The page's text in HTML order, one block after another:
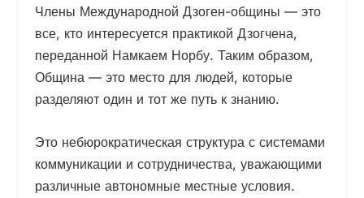
Члены Международной Дзоген-общины — это
все, кто интересуется практикой Дзогчена,
переданной Намкаем Норбу. Таким образом,
Община — это место для людей, которые
разделяют один и тот же путь к знанию.
Это небюрократическая структура с системами
коммуникации и сотрудничества, уважающими
различные автономные местные условия.